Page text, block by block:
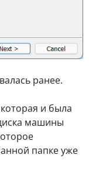
ранее.
и была
машины
папке уже